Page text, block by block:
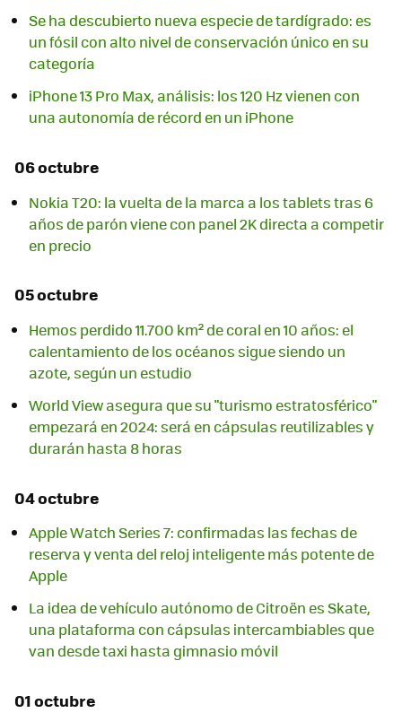
Se ha descubierto nueva especie de tardígrado: es
un fósil con alto nivel de conservación único en su
categoría
iPhone 13 Pro Max, análisis: los 120 Hz vienen con
una autonomía de récord en un iPhone
06 octubre
Nokia T20: la vuelta de la marca a los tablets tras 6
años de parón viene con panel 2K directa a competir
en precio
05 octubre
Hemos perdido 11.700 km² de coral en 10 años: el
calentamiento de los océanos sigue siendo un
azote, según un estudio
World View asegura que su "turismo estratosférico"
empezará en 2024: será en cápsulas reutilizables y
durarán hasta 8 horas
04 octubre
Apple Watch Series 7: confirmadas las fechas de
reserva y venta del reloj inteligente más potente de
Apple
La idea de vehículo autónomo de Citroën es Skate,
una plataforma con cápsulas intercambiables que
van desde taxi hasta gimnasio móvil
01 octubre